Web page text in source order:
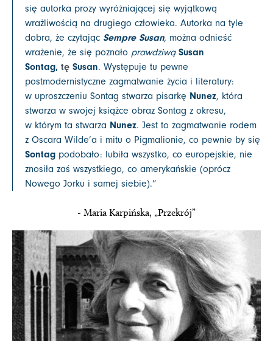
się autorka prozy wyróżniającej się wyjątkową
wrażliwością na drugiego człowieka. Autorka na tyle
dobra, że czytając Sempre Susan, można odnieść
wrażenie, że się poznało prawdziwą Susan
Sontag, tę Susan. Występuje tu pewne
postmodernistyczne zagmatwanie życia i literatury:
w uproszczeniu Sontag stwarza pisarkę Nunez, która
stwarza w swojej książce obraz Sontag z okresu,
w którym ta stwarza Nunez. Jest to zagmatwanie rodem
z Oscara Wilde’a i mitu o Pigmalionie, co pewnie by się
Sontagpodobało: lubiła wszystko, co europejskie, nie
znosiła zaś wszystkiego, co amerykańskie (oprócz
Nowego Jorku i samej siebie).”
- Maria Karpińska, „Przekrój”